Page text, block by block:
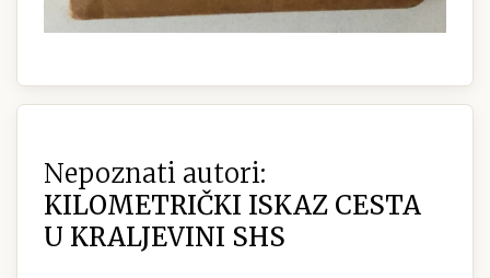
Nepoznati autori:
KILOMETRIČKI ISKAZ CESTA
U KRALJEVINI SHS